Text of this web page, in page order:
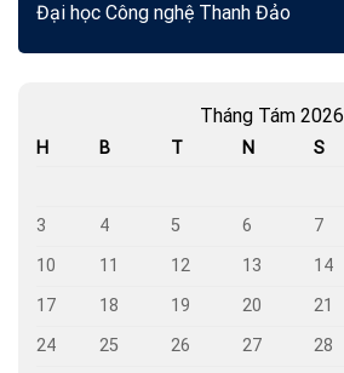
Đại học Công nghệ Thanh Đảo
Tháng Tám 2026
H B T N S
3
4 5 6 7
10
11 12 13 14
17
18 19 20 21
24
25 26 27 28